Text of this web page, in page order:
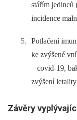
stářím jedinců
incidence
Potlačení
ke zvýšené
–⁠ covid-19,
zvýšení
Závěry